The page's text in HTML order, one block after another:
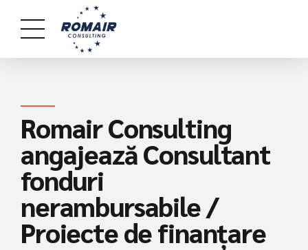
Romair Consulting
angajează Consultant
fonduri
nerambursabile /
Proiecte de finanțare